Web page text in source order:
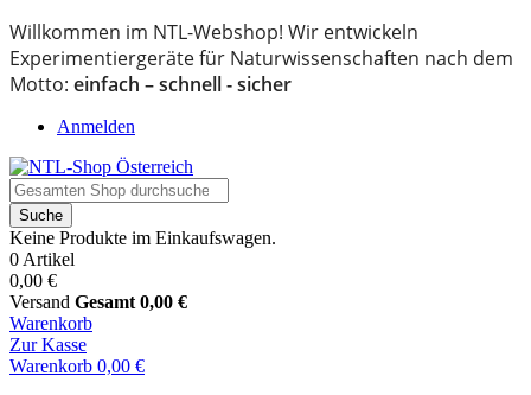
Willkommen im NTL-Webshop! Wir entwickeln
Experimentiergeräte für Naturwissenschaften nach dem
Motto: einfach – schnell - sicher
Anmelden
Suche
Keine Produkte im Einkaufswagen.
0 Artikel
0,00 €
Versand Gesamt 0,00 €
Warenkorb
Zur Kasse
Warenkorb 0,00 €